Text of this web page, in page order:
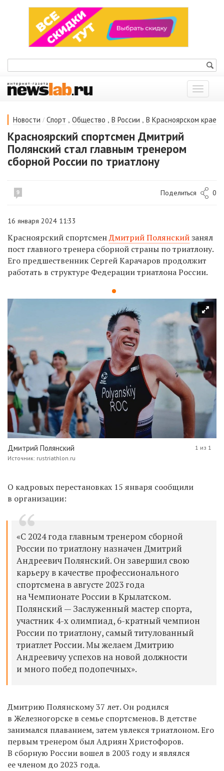
Показать
меню
Новости / Спорт , Общество , В России , В Красноярском крае
Красноярский спортсмен Дмитрий
Полянский стал главным тренером
сборной России по триатлону
9 Поделиться 0
16 января 2024 11:33
Красноярский спортсменДмитрий Полянскийзанял
пост главного тренера сборной страны по триатлону.
Его предшественник Сергей Карачаров продолжит
работать в структуре Федерации триатлона России.
Дмитрий Полянский
Источник: rustriathlon.ru
1 из 1
О кадровых перестановках 15 января сообщили
в организации:
«С 2024 года главным тренером сборной
России по триатлону назначен Дмитрий
Андреевич Полянский. Он завершил свою
карьеру в качестве профессионального
спортсмена в августе 2023 года
на Чемпионате России в Крылатском.
Полянский — Заслуженный мастер спорта,
участник 4-х олимпиад, 6-кратный чемпион
России по триатлону, самый титулованный
триатлет России. Мы желаем Дмитрию
Андреевичу успехов на новой должности
и много побед подопечных».
Дмитрию Полянскому 37 лет. Он родился
в Железногорске в семье спортсменов. В детстве
занимался плаванием, затем увлекся триатлоном. Его
первым тренером был Адриян Христофоров.
В сборную России вошел в 2003 году и являлся
ее членом до 2023 года.